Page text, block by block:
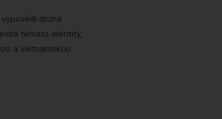
druhé
témata identity,
a vietnamskou